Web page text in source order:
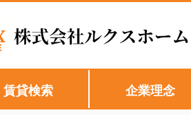
賃貸検索 企業理念